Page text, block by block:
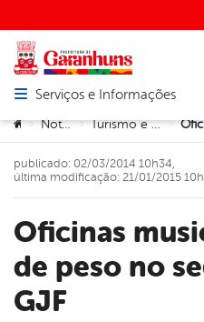
Abrir menu principal de
Serviços e Informações
Você está aqui:
> Notícias > Turismo e Cultura >
Oficinas musicais e shows
de peso no
GJF
publicado: 02/03/2014 10h34,
última modificação: 21/01/2015